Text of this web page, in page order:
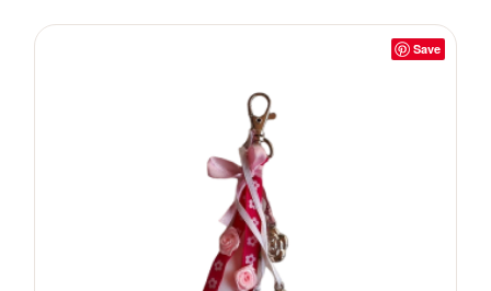
Save